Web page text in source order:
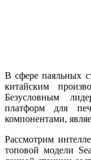
В сфере паяльных
китайским
Безусловным
платформ для
компонентами,
Рассмотрим
топовой модели